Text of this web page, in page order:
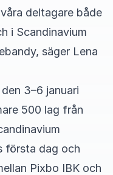
deltagare både
i Scandinavium
säger Lena
3–6 januari
500 lag från
första dag och
Pixbo IBK och